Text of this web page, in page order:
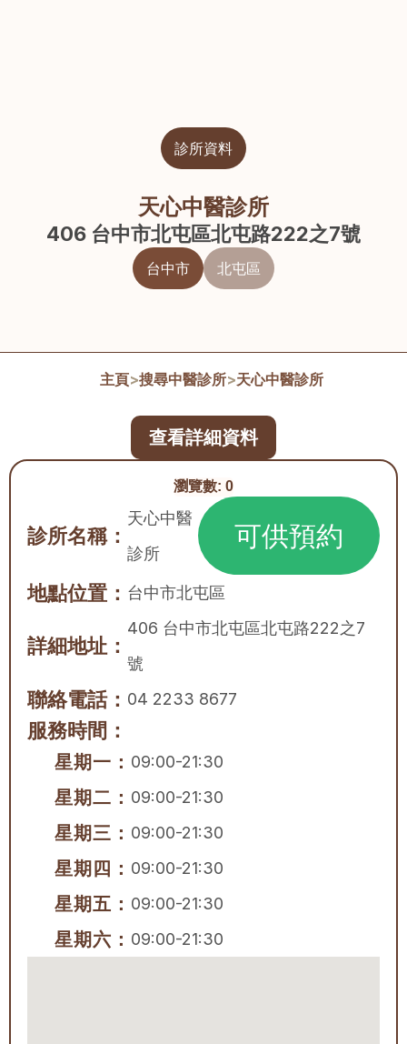
診所資料
天心中醫診所
406 台中市北屯區北屯路222之7號
台中市 北屯區
主頁>搜尋中醫診所>天心中醫診所
瀏覽數: 0
診所名稱：
天心中醫
診所
可供預約
地點位置： 台中市北屯區
詳細地址：
406 台中市北屯區北屯路222之7
號
聯絡電話： 04 2233 8677
服務時間：
星期一： 09:00-21:30
星期二： 09:00-21:30
星期三： 09:00-21:30
星期四： 09:00-21:30
星期五： 09:00-21:30
星期六： 09:00-21:30
查看詳細資料